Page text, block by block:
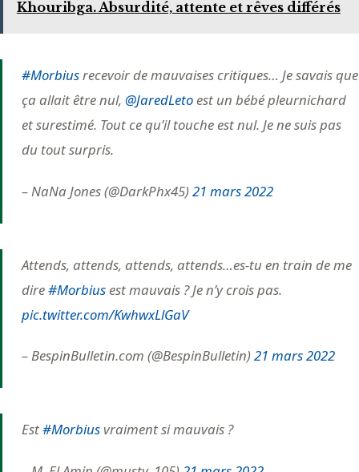
Khouribga. Absurdité, attente et rêves différés
#Morbiusrecevoir de mauvaises critiques… Je savais que
ça allait être nul, @JaredLetoest un bébé pleurnichard
et surestimé. Tout ce qu’il touche est nul. Je ne suis pas
du tout surpris.
– NaNa Jones (@DarkPhx45)21 mars 2022
Attends, attends, attends, attends…es-tu en train de me
dire#Morbiusest mauvais ? Je n’y crois pas.
pic.twitter.com/KwhwxLlGaV
– BespinBulletin.com (@BespinBulletin)21 mars 2022
Est#Morbius vraiment si mauvais ?